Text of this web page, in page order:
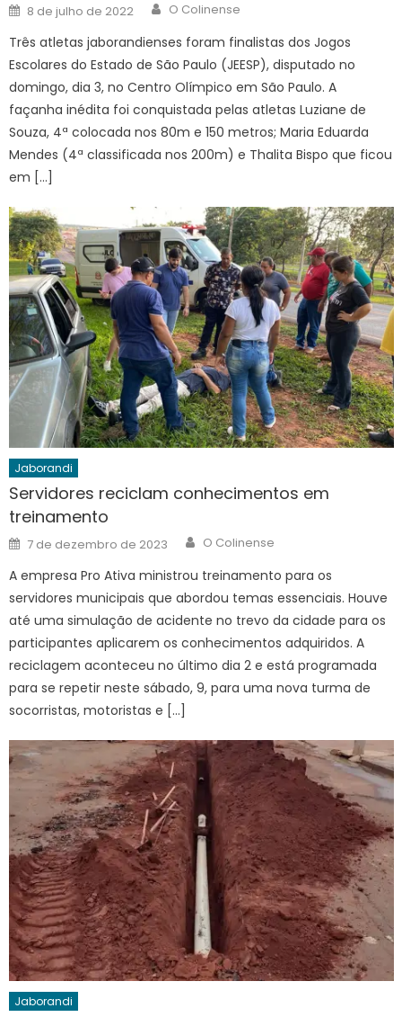
Posted
on
8 de julho de 2022 Author
O Colinense
Três atletas jaborandienses foram finalistas dos Jogos
Escolares do Estado de São Paulo (JEESP), disputado no
domingo, dia 3, no Centro Olímpico em São Paulo. A
façanha inédita foi conquistada pelas atletas Luziane de
Souza, 4ª colocada nos 80m e 150 metros; Maria Eduarda
Mendes (4ª classificada nos 200m) e Thalita Bispo que ficou
em […]
Jaborandi
Servidores reciclam conhecimentos em
treinamento
Posted
on
7 de dezembro de 2023 Author
O Colinense
A empresa Pro Ativa ministrou treinamento para os
servidores municipais que abordou temas essenciais. Houve
até uma simulação de acidente no trevo da cidade para os
participantes aplicarem os conhecimentos adquiridos. A
reciclagem aconteceu no último dia 2 e está programada
para se repetir neste sábado, 9, para uma nova turma de
socorristas, motoristas e […]
Jaborandi